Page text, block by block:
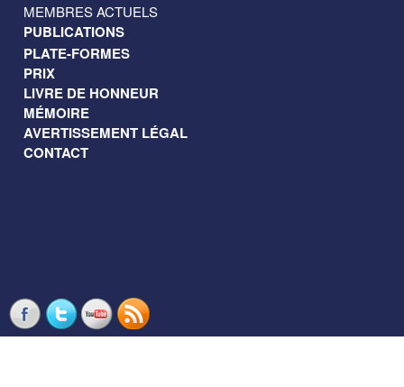
MEMBRES ACTUELS
PUBLICATIONS
PLATE-FORMES
PRIX
LIVRE DE HONNEUR
MÉMOIRE
AVERTISSEMENT LÉGAL
CONTACT